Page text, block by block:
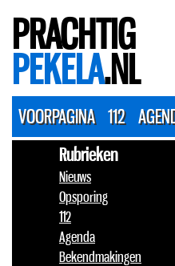
PRACHTIG
PEKELA.NL
VOORPAGINA 112
Rubrieken
Nieuws
Opsporing
112
Agenda
Bekendmakingen